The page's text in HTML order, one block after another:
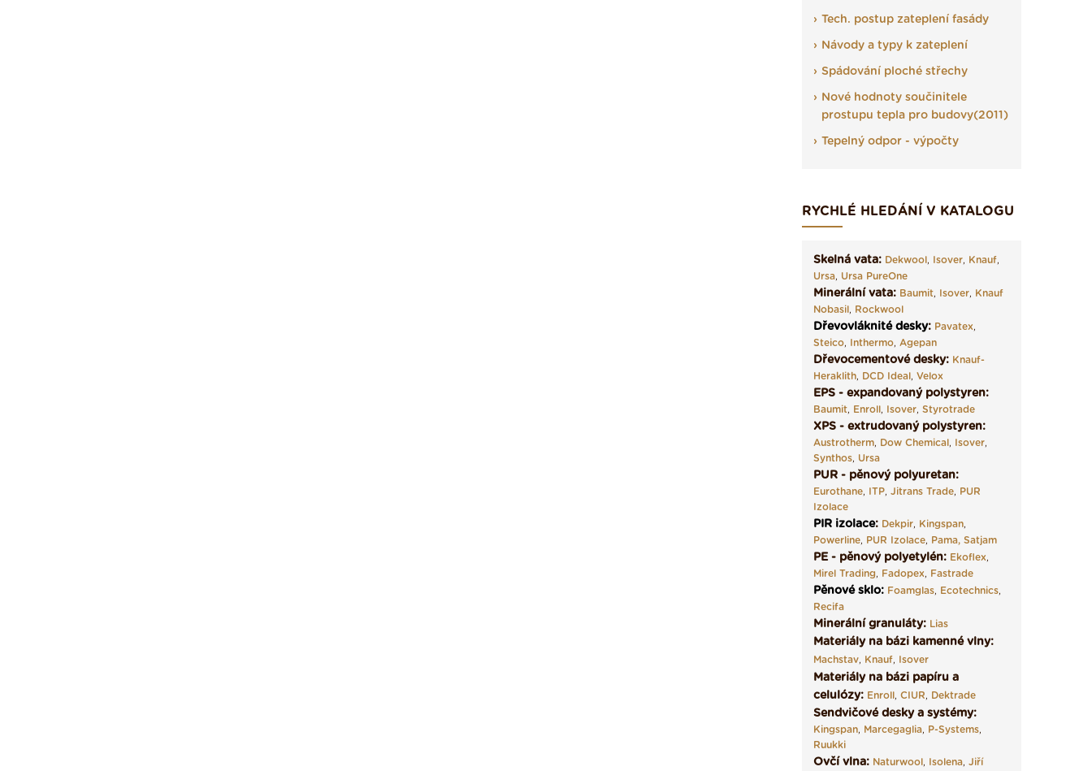
Tech. postup zateplení fasády
Návody a typy k zateplení
Spádování ploché střechy
Nové hodnoty součinitele
prostupu tepla pro budovy(2011)
Tepelný odpor - výpočty
RYCHLÉ HLEDÁNÍ V KATALOGU
Skelná vata: Dekwool, Isover, Knauf,
Ursa, Ursa PureOne
Minerální vata: Baumit, Isover, Knauf
Nobasil, Rockwool
Dřevovláknité desky: Pavatex,
Steico, Inthermo, Agepan
Dřevocementové desky: Knauf-
Heraklith, DCD Ideal, Velox
EPS - expandovaný polystyren:
Baumit, Enroll, Isover, Styrotrade
XPS - extrudovaný polystyren:
Austrotherm, Dow Chemical, Isover,
Synthos, Ursa
PUR - pěnový polyuretan:
Eurothane, ITP, Jitrans Trade, PUR
Izolace
PIR izolace: Dekpir, Kingspan,
Powerline, PUR Izolace, Pama, Satjam
PE - pěnový polyetylén: Ekoflex,
Mirel Trading, Fadopex, Fastrade
Pěnové sklo: Foamglas, Ecotechnics,
Recifa
Minerální granuláty: Lias
Materiály na bázi kamenné vlny:
Machstav, Knauf, Isover
Materiály na bázi papíru a
celulózy: Enroll, CIUR, Dektrade
Sendvičové desky a systémy:
Kingspan, Marcegaglia, P-Systems,
Ruukki
Ovčí vlna: Naturwool, Isolena, Jiří